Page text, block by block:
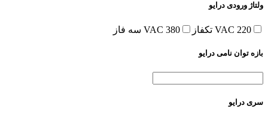
ولتاژ ورودی درایو
220 VAC تکفاز 380 VAC سه فاز
بازه توان نامی درایو
سری درایو